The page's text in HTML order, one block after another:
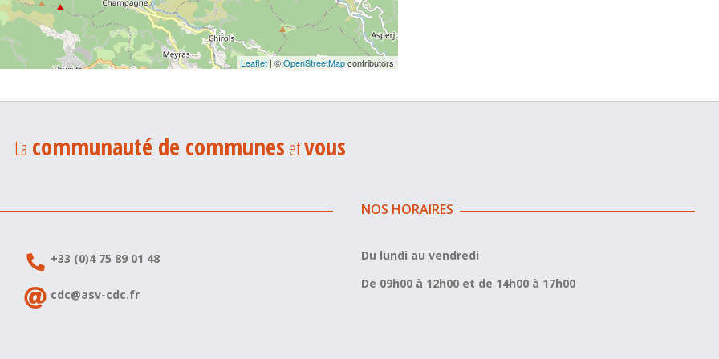
Leaflet| ©OpenStreetMapcontributors
La communauté de communesetvous
+33 (0)4 75 89 01 48
cdc@asv-cdc.fr
NOS HORAIRES
Du lundi au vendredi
De 09h00 à 12h00 et de 14h00 à 17h00